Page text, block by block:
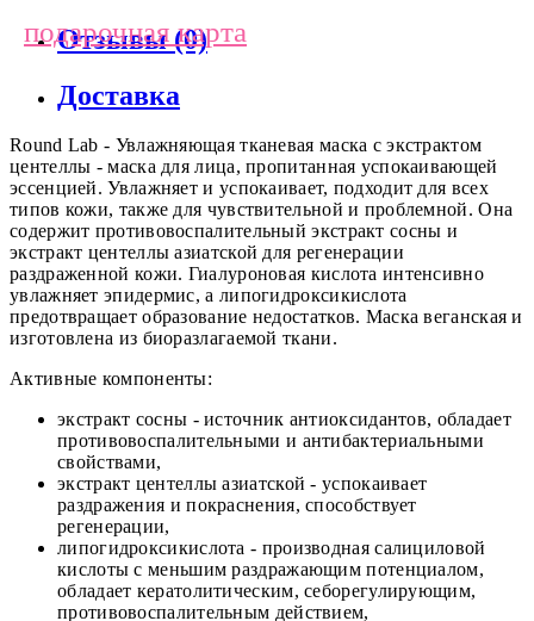
подарочная карта
Отзывы (0)
Доставка
Round Lab - Увлажняющая тканевая маска с экстрактом
центеллы - маска для лица, пропитанная успокаивающей
эссенцией. Увлажняет и успокаивает, подходит для всех
типов кожи, также для чувствительной и проблемной. Она
содержит противовоспалительный экстракт сосны и
экстракт центеллы азиатской для регенерации
раздраженной кожи. Гиалуроновая кислота интенсивно
увлажняет эпидермис, а липогидроксикислота
предотвращает образование недостатков. Маска веганская и
изготовлена из биоразлагаемой ткани.
Активные компоненты:
экстракт сосны - источник антиоксидантов, обладает
противовоспалительными и антибактериальными
свойствами,
экстракт центеллы азиатской - успокаивает
раздражения и покраснения, способствует
регенерации,
липогидроксикислота - производная салициловой
кислоты с меньшим раздражающим потенциалом,
обладает кератолитическим, себорегулирующим,
противовоспалительным действием,